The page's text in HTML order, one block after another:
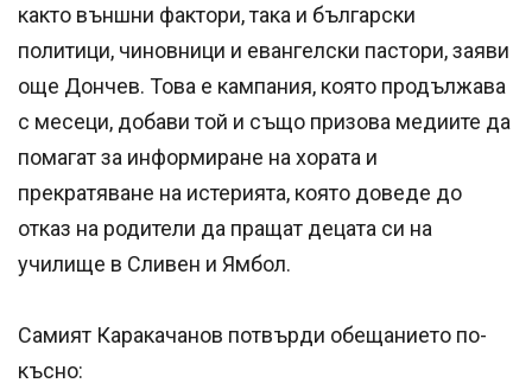
както външни фактори, така и български
политици, чиновници и евангелски пастори, заяви
още Дончев. Това е кампания, която продължава
с месеци, добави той и също призова медиите да
помагат за информиране на хората и
прекратяване на истерията, която доведе до
отказ на родители да пращат децата си на
училище в Сливен и Ямбол.
Самият Каракачанов потвърди обещанието по-
късно: